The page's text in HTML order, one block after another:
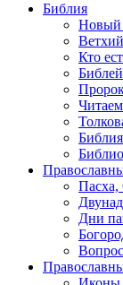
Библия
Новый
Кто
Пасха,
Дни